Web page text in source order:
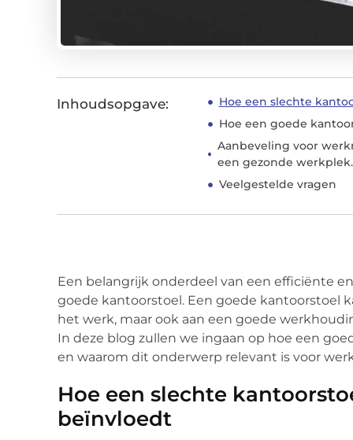
Inhoudsopgave:
Hoe een slechte
Hoe een goede
Aanbeveling voor
een gezonde werkplek.
Veelgestelde vragen
Een belangrijk onderdeel van een efficiënte
goede kantoorstoel. Een goede kantoorstoel
het werk, maar ook aan een goede
In deze blog zullen we ingaan op hoe een
en waarom dit onderwerp relevant is voor
Hoe een slechte
beïnvloedt